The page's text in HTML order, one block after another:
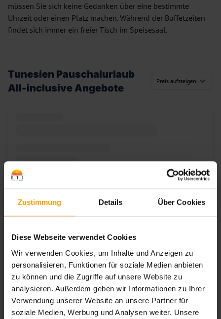
Zustimmung Details Über Cookies
Diese Webseite verwendet Cookies
Wir verwenden Cookies, um Inhalte und Anzeigen zu
personalisieren, Funktionen für soziale Medien anbieten
zu können und die Zugriffe auf unsere Website zu
analysieren. Außerdem geben wir Informationen zu Ihrer
Verwendung unserer Website an unsere Partner für
soziale Medien, Werbung und Analysen weiter. Unsere
müssen Sie sich keine Gedanken über eine bestimmte
Uhrzeit oder einen Platz machen. Während der Buffetzeiten
findet sich immer ein freier Tisch im Speisesaal.
Tunesien Pauschalurlaub
All-inclusive Angebote
Zum Angebot